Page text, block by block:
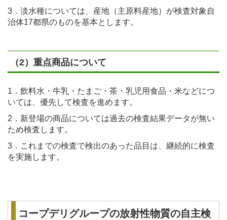
3．淡水種については、産地（主原料産地）が検査対象自
治体17都県のものを基本とします。
（2）重点商品について
1．飲料水・牛乳・たまご・茶・乳児用食品・米などにつ
いては、優先して検査を進めます。
2．新登場の商品については過去の検査結果データが無い
ため検査します。
3．これまでの検査で検出のあった品目は、継続的に検査
を実施します。
コープデリグループの放射性物質の自主検